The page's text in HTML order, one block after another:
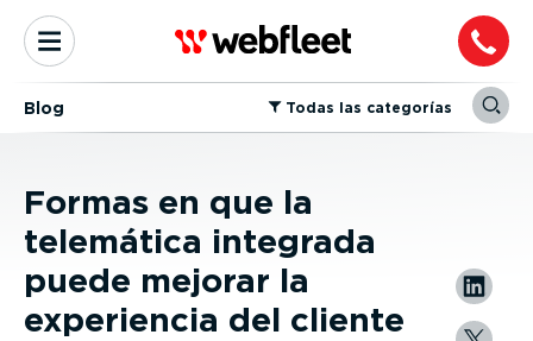
Blog ⁠Todas las categorías
Formas en que la
telemática integrada
puede mejorar la
experiencia del cliente